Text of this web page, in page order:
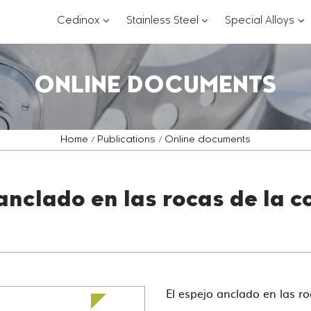
Cedinox???
Stainless Steel ???
Special Alloys ???
ONLINE DOCUMENTS
Home Publications Online documents
en las rocas de la
El espejo anclado en las